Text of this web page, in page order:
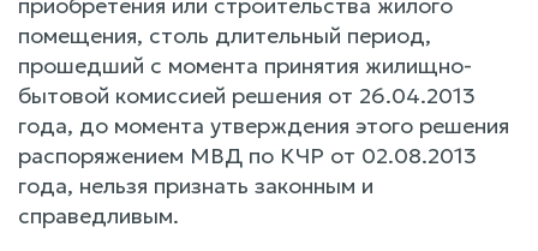
помещения, столь длительный период,
прошедший с момента принятия жилищно-
бытовой комиссией решения от 26.04.2013
года, до момента утверждения этого решения
распоряжением МВД по КЧР от 02.08.2013
года, нельзя признать законным и
справедливым.